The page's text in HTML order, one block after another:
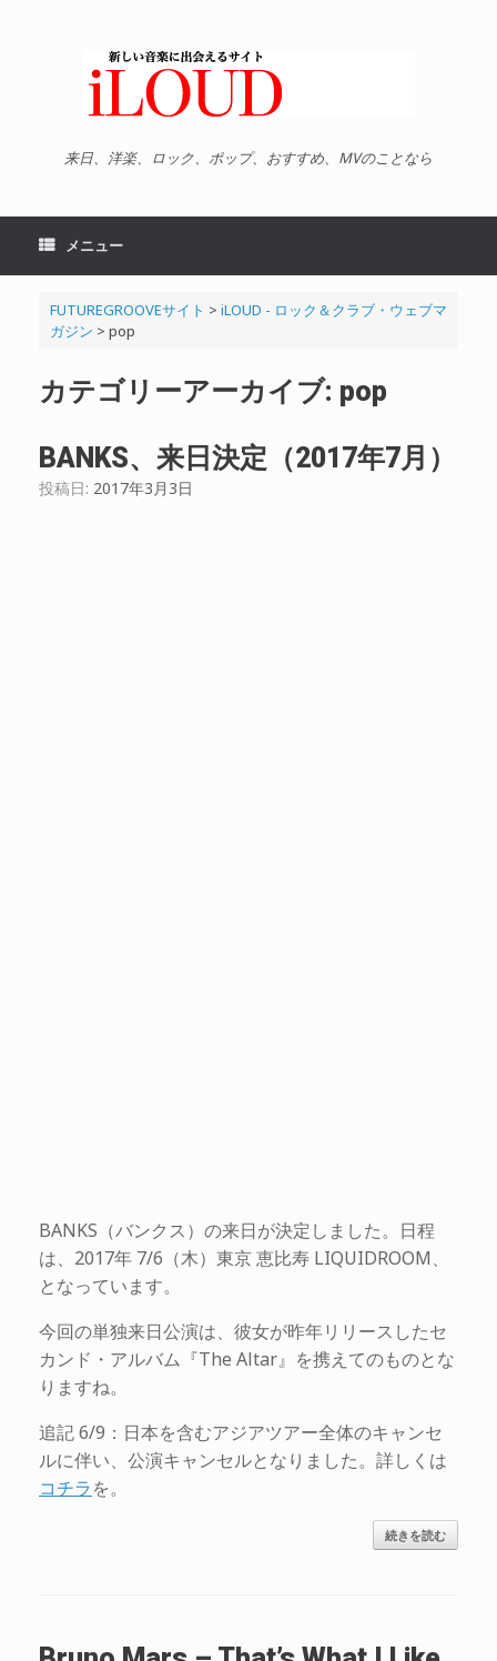
来日、洋楽、ロック、ポップ、おすすめ、MVのことなら
メニュー
FUTUREGROOVEサイト > iLOUD - ロック＆クラブ・ウェブマ
ガジン > pop
カテゴリーアーカイブ: pop
BANKS、来日決定（2017年7月）
投稿日: 2017年3月3日
BANKS（バンクス）の来日が決定しました。日程
は、2017年 7/6（木）東京 恵比寿 LIQUIDROOM、
となっています。
今回の単独来日公演は、彼女が昨年リリースしたセ
カンド・アルバム『The Altar』を携えてのものとな
りますね。
追記 6/9：日本を含むアジアツアー全体のキャンセ
ルに伴い、公演キャンセルとなりました。詳しくは
コチラを。
続きを読む